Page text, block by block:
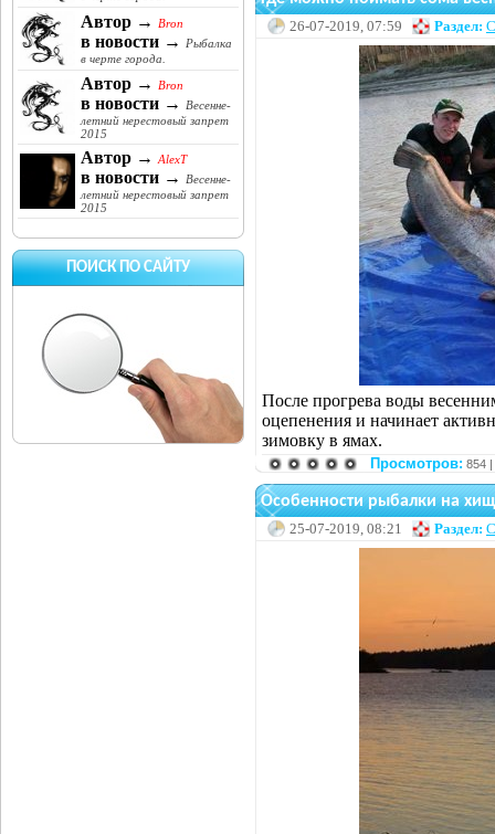
Автор → Bron
в новости →
Рыбалка
в черте города.
Автор → Bron
в новости →
Весенне-
летний нерестовый запрет
2015
Автор → AlexT
в новости →
Весенне-
летний нерестовый запрет
2015
ПОИСК ПО САЙТУ
26-07-2019, 07:59 Раздел:
После прогрева воды
оцепенения и начинает
зимовку в ямах.
Просмотров: 854 |
Особенности рыбалки на
25-07-2019, 08:21 Раздел: